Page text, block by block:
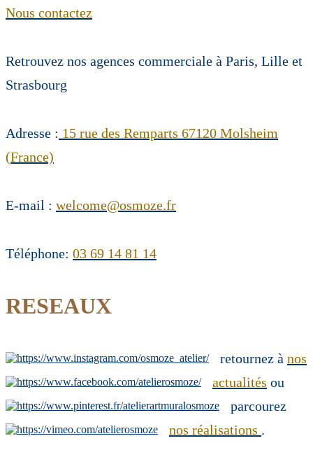
Nous contactez
Retrouvez nos agences commerciale à Paris, Lille et
Strasbourg
Adresse : 15 rue des Remparts 67120 Molsheim
(France)
E-mail : welcome@osmoze.fr
Téléphone: 03 69 14 81 14
RESEAUX
retournez à nos
actualités ou
parcourez
nos réalisations .